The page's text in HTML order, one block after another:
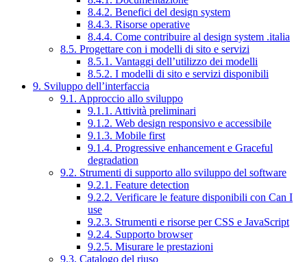
8.4.2. Benefici del design system
8.4.3. Risorse operative
8.4.4. Come contribuire al design system .italia
8.5. Progettare con i modelli di sito e servizi
8.5.1. Vantaggi dell’utilizzo dei modelli
8.5.2. I modelli di sito e servizi disponibili
9. Sviluppo dell’interfaccia
9.1. Approccio allo sviluppo
9.1.1. Attività preliminari
9.1.2. Web design responsivo e accessibile
9.1.3. Mobile first
9.1.4. Progressive enhancement e Graceful
degradation
9.2. Strumenti di supporto allo sviluppo del software
9.2.1. Feature detection
9.2.2. Verificare le feature disponibili con Can I
use
9.2.3. Strumenti e risorse per CSS e JavaScript
9.2.4. Supporto browser
9.2.5. Misurare le prestazioni
9.3. Catalogo del riuso